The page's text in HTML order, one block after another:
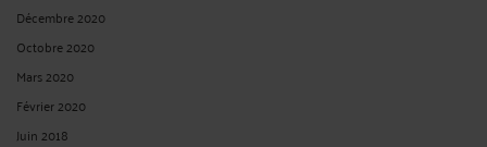
Décembre 2020
Octobre 2020
Mars 2020
Février 2020
Juin 2018